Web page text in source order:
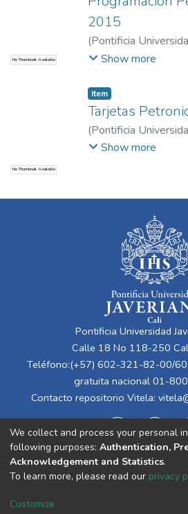
No Thumbnail Available
2015
(Pontificia
2015)Cali. Alcaldía.
Show more
No Thumbnail Available
Item
Tarjetas
(Pontificia
2015)Cali. Alcaldía.
Show more
Pontificia Universidad
Calle 18 No 118-250
Teléfono:(+57) 602-321-82-00/
gratuita nacional 01-
Contacto repositorio Vitela:
Cookie
We collect and process your personal
following purposes: Authentication,
Acknowledgement and Statistics.
To learn more, please read our privacy
Customize